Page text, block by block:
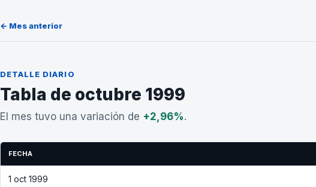
← Mes anterior
DETALLE DIARIO
Tabla de octubre 1999
El mes tuvo una variación de +2,96%.
FECHA
1 oct 1999